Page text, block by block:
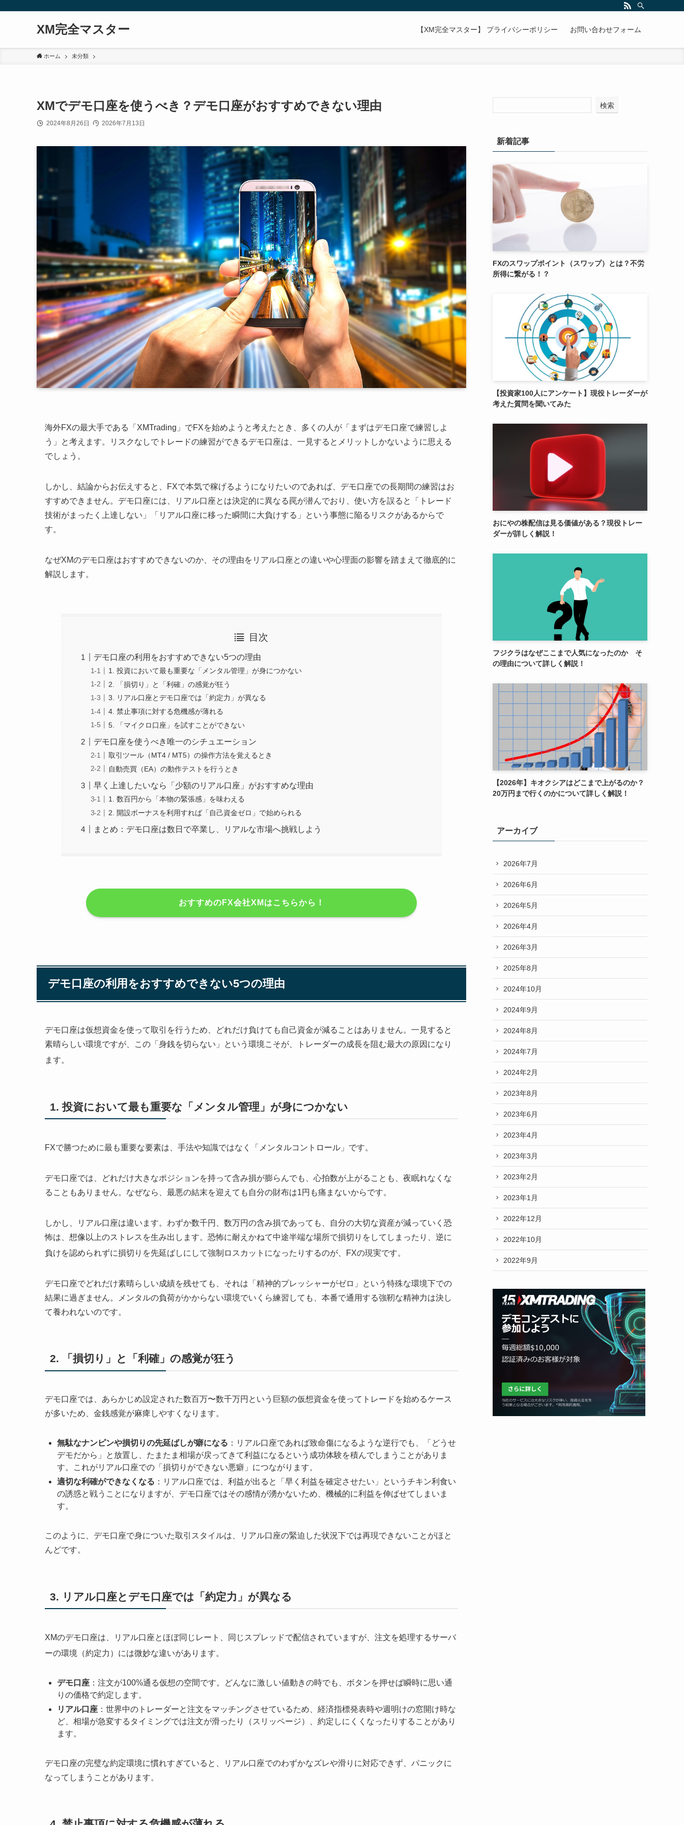
XM完全マスター 【XM完全マスター】 プライバシーポリシー お問い合わせフォーム
ホーム 未分類
XMでデモ口座を使うべき？デモ口座がおすすめできない理由
2024年8月26日 2026年7月13日
海外FXの最大手である「XMTrading」でFXを始めようと考えたとき、多くの人が「まずはデモ口座で練習しよ
う」と考えます。リスクなしでトレードの練習ができるデモ口座は、一見するとメリットしかないように思える
でしょう。
しかし、結論からお伝えすると、FXで本気で稼げるようになりたいのであれば、デモ口座での長期間の練習はお
すすめできません。デモ口座には、リアル口座とは決定的に異なる罠が潜んでおり、使い方を誤ると「トレード
技術がまったく上達しない」「リアル口座に移った瞬間に大負けする」という事態に陥るリスクがあるからで
す。
なぜXMのデモ口座はおすすめできないのか、その理由をリアル口座との違いや心理面の影響を踏まえて徹底的に
解説します。
目次
デモ口座の利用をおすすめできない5つの理由
1. 投資において最も重要な「メンタル管理」が身につかない
2. 「損切り」と「利確」の感覚が狂う
3. リアル口座とデモ口座では「約定力」が異なる
4. 禁止事項に対する危機感が薄れる
5. 「マイクロ口座」を試すことができない
デモ口座を使うべき唯一のシチュエーション
取引ツール（MT4 / MT5）の操作方法を覚えるとき
自動売買（EA）の動作テストを行うとき
早く上達したいなら「少額のリアル口座」がおすすめな理由
1. 数百円から「本物の緊張感」を味わえる
2. 開設ボーナスを利用すれば「自己資金ゼロ」で始められる
まとめ：デモ口座は数日で卒業し、リアルな市場へ挑戦しよう
おすすめのFX会社XMはこちらから！
デモ口座の利用をおすすめできない5つの理由
デモ口座は仮想資金を使って取引を行うため、どれだけ負けても自己資金が減ることはありません。一見すると
素晴らしい環境ですが、この「身銭を切らない」という環境こそが、トレーダーの成長を阻む最大の原因になり
ます。
1. 投資において最も重要な「メンタル管理」が身につかない
FXで勝つために最も重要な要素は、手法や知識ではなく「メンタルコントロール」です。
デモ口座では、どれだけ大きなポジションを持って含み損が膨らんでも、心拍数が上がることも、夜眠れなくな
ることもありません。なぜなら、最悪の結末を迎えても自分の財布は1円も痛まないからです。
しかし、リアル口座は違います。わずか数千円、数万円の含み損であっても、自分の大切な資産が減っていく恐
怖は、想像以上のストレスを生み出します。恐怖に耐えかねて中途半端な場所で損切りをしてしまったり、逆に
負けを認められずに損切りを先延ばしにして強制ロスカットになったりするのが、FXの現実です。
デモ口座でどれだけ素晴らしい成績を残せても、それは「精神的プレッシャーがゼロ」という特殊な環境下での
結果に過ぎません。メンタルの負荷がかからない環境でいくら練習しても、本番で通用する強靭な精神力は決し
て養われないのです。
2. 「損切り」と「利確」の感覚が狂う
デモ口座では、あらかじめ設定された数百万〜数千万円という巨額の仮想資金を使ってトレードを始めるケース
が多いため、金銭感覚が麻痺しやすくなります。
無駄なナンピンや損切りの先延ばしが癖になる ：リアル口座であれば致命傷になるような逆行でも、「どうせ
デモだから」と放置し、たまたま相場が戻ってきて利益になるという成功体験を積んでしまうことがありま
す。これがリアル口座での「損切りができない悪癖」につながります。
適切な利確ができなくなる ：リアル口座では、利益が出ると「早く利益を確定させたい」というチキン利食い
の誘惑と戦うことになりますが、デモ口座ではその感情が湧かないため、機械的に利益を伸ばせてしまいま
す。
このように、デモ口座で身についた取引スタイルは、リアル口座の緊迫した状況下では再現できないことがほと
んどです。
3. リアル口座とデモ口座では「約定力」が異なる
XMのデモ口座は、リアル口座とほぼ同じレート、同じスプレッドで配信されていますが、注文を処理するサーバ
ーの環境（約定力）には微妙な違いがあります。
デモ口座 ：注文が100%通る仮想の空間です。どんなに激しい値動きの時でも、ボタンを押せば瞬時に思い通
りの価格で約定します。
リアル口座 ：世界中のトレーダーと注文をマッチングさせているため、経済指標発表時や週明けの窓開け時な
ど、相場が急変するタイミングでは注文が滑ったり（スリッページ）、約定しにくくなったりすることがあり
ます。
デモ口座の完璧な約定環境に慣れすぎていると、リアル口座でのわずかなズレや滑りに対応できず、パニックに
なってしまうことがあります。
検索
新着記事
FXのスワップポイント（スワップ）とは？不労
所得に繋がる！？
【投資家100人にアンケート】現役トレーダーが
考えた質問を聞いてみた
おにやの株配信は見る価値がある？現役トレー
ダーが詳しく解説！
フジクラはなぜここまで人気になったのか そ
の理由について詳しく解説！
【2026年】キオクシアはどこまで上がるのか？
20万円まで行くのかについて詳しく解説！
アーカイブ
2026年7月
2026年6月
2026年5月
2026年4月
2026年3月
2025年8月
2024年10月
2024年9月
2024年8月
2024年7月
2024年2月
2023年8月
2023年6月
2023年4月
2023年3月
2023年2月
2023年1月
2022年12月
2022年10月
2022年9月